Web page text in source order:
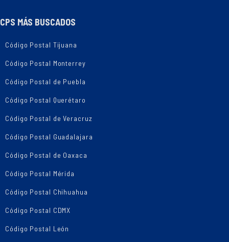
CPS MÁS BUSCADOS
Código Postal Tijuana
Código Postal Monterrey
Código Postal de Puebla
Código Postal Querétaro
Código Postal de Veracruz
Código Postal Guadalajara
Código Postal de Oaxaca
Código Postal Mérida
Código Postal Chihuahua
Código Postal CDMX
Código Postal León